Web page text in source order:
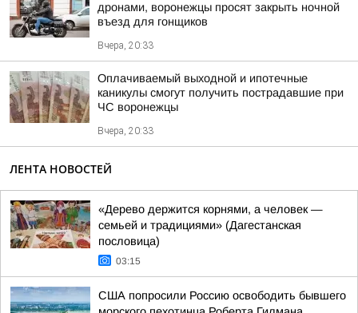
дронами, воронежцы просят закрыть ночной
въезд для гонщиков
Вчера, 20:33
Оплачиваемый выходной и ипотечные
каникулы смогут получить пострадавшие при
ЧС воронежцы
Вчера, 20:33
ЛЕНТА НОВОСТЕЙ
«Дерево держится корнями, а человек —
семьей и традициями» (Дагестанская
пословица)
03:15
США попросили Россию освободить бывшего